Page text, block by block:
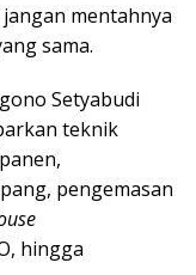
mentahnya
sama.
Setyabudi
teknik
pengemasan
hingga